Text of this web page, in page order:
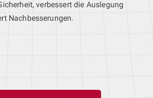
verbessert die Auslegung
Nachbesserungen.